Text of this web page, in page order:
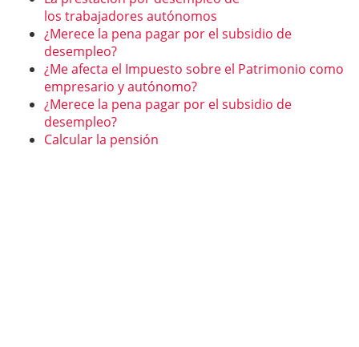
los trabajadores autónomos
¿Merece la pena pagar por el subsidio de
desempleo?
¿Me afecta el Impuesto sobre el Patrimonio como
empresario y autónomo?
¿Merece la pena pagar por el subsidio de
desempleo?
Calcular la pensión